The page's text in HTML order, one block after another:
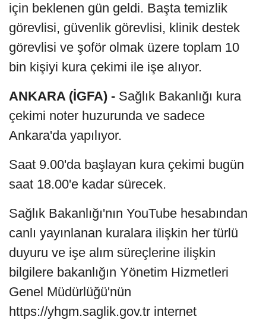
için beklenen gün geldi. Başta temizlik
görevlisi, güvenlik görevlisi, klinik destek
görevlisi ve şoför olmak üzere toplam 10
bin kişiyi kura çekimi ile işe alıyor.
ANKARA (İGFA) - Sağlık Bakanlığı kura
çekimi noter huzurunda ve sadece
Ankara'da yapılıyor.
Saat 9.00'da başlayan kura çekimi bugün
saat 18.00'e kadar sürecek.
Sağlık Bakanlığı'nın YouTube hesabından
canlı yayınlanan kuralara ilişkin her türlü
duyuru ve işe alım süreçlerine ilişkin
bilgilere bakanlığın Yönetim Hizmetleri
Genel Müdürlüğü'nün
https://yhgm.saglik.gov.tr internet